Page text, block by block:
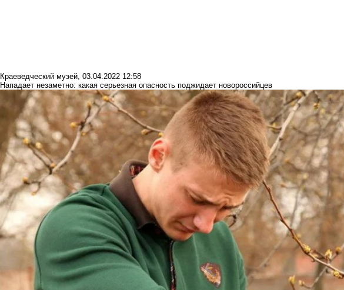
Краеведческий музей, 03.04.2022 12:58
Нападает незаметно: какая серьезная опасность поджидает новороссийцев